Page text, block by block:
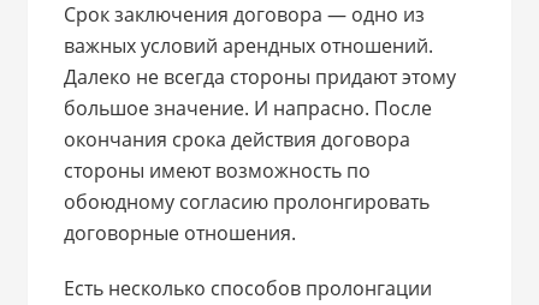
Срок заключения договора — одно из
важных условий арендных отношений.
Далеко не всегда стороны придают этому
большое значение. И напрасно. После
окончания срока действия договора
стороны имеют возможность по
обоюдному согласию пролонгировать
договорные отношения.
Есть несколько способов пролонгации